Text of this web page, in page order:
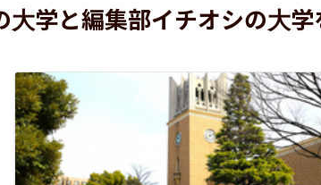
大学と編集部イチオシの大